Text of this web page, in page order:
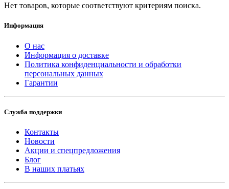
Нет товаров, которые соответствуют критериям поиска.
Информация
О нас
Информация о доставке
Политика конфиденциальности и обработки
персональных данных
Гарантии
Служба поддержки
Контакты
Новости
Акции и спецпредложения
Блог
В наших платьях